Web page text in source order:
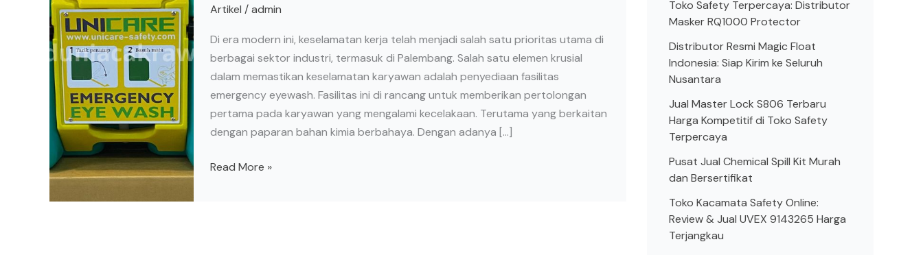
Artikel /admin
Di era modern ini, keselamatan kerja telah menjadi salah satu prioritas utama di
berbagai sektor industri, termasuk di Palembang. Salah satu elemen krusial
dalam memastikan keselamatan karyawan adalah penyediaan fasilitas
emergency eyewash. Fasilitas ini di rancang untuk memberikan pertolongan
pertama pada karyawan yang mengalami kecelakaan. Terutama yang berkaitan
dengan paparan bahan kimia berbahaya. Dengan adanya […]
Read More »
Toko Safety Terpercaya: Distributor
Masker RQ1000 Protector
Distributor Resmi Magic Float
Indonesia: Siap Kirim ke Seluruh
Nusantara
Jual Master Lock S806 Terbaru
Harga Kompetitif di Toko Safety
Terpercaya
Pusat Jual Chemical Spill Kit Murah
dan Bersertifikat
Toko Kacamata Safety Online:
Review & Jual UVEX 9143265 Harga
Terjangkau